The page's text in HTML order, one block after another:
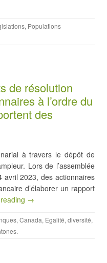
, Populations
de résolution
à l’ordre du
des
à travers le dépôt de
Lors de l’assemblée
avril 2023, des actionnaires
d’élaborer un rapport
→
, Canada, Egalité, diversité,
.